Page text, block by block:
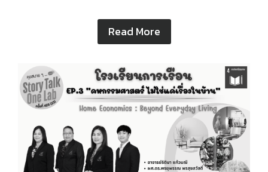
Read More